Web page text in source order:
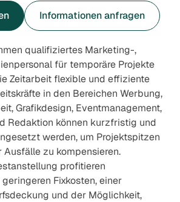
Informationen anfragen
qualifiziertes Marketing-,
für temporäre Projekte
Zeitarbeit flexible und effiziente
in den Bereichen Werbung,
Grafikdesign, Eventmanagement,
Redaktion können kurzfristig und
werden, um Projektspitzen
zu kompensieren.
profitieren
Fixkosten, einer
und der Möglichkeit,